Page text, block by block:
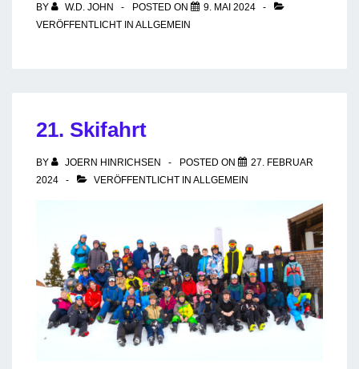
BY W.D. JOHN POSTED ON
9. MAI 2024
VERÖFFENTLICHT IN ALLGEMEIN
21. Skifahrt
BY JOERN HINRICHSEN POSTED ON
27. FEBRUAR
2024
VERÖFFENTLICHT IN ALLGEMEIN